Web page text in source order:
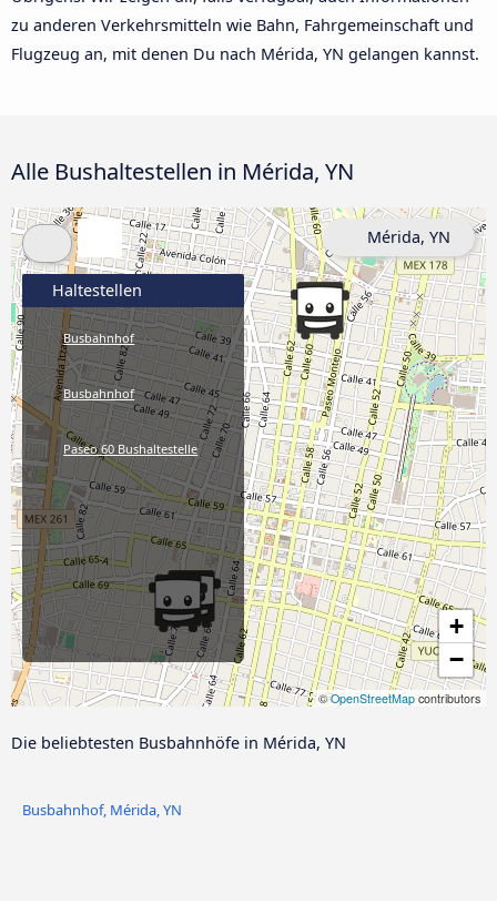
zu anderen Verkehrsmitteln wie Bahn, Fahrgemeinschaft und
Flugzeug an, mit denen Du nach Mérida, YN gelangen kannst.
Alle Bushaltestellen in Mérida, YN
+
−
©OpenStreetMap contributors
Haltestellen
Busbahnhof
Busbahnhof
Paseo 60 Bushaltestelle
Mérida, YN
Die beliebtesten Busbahnhöfe in Mérida, YN
Busbahnhof, Mérida, YN